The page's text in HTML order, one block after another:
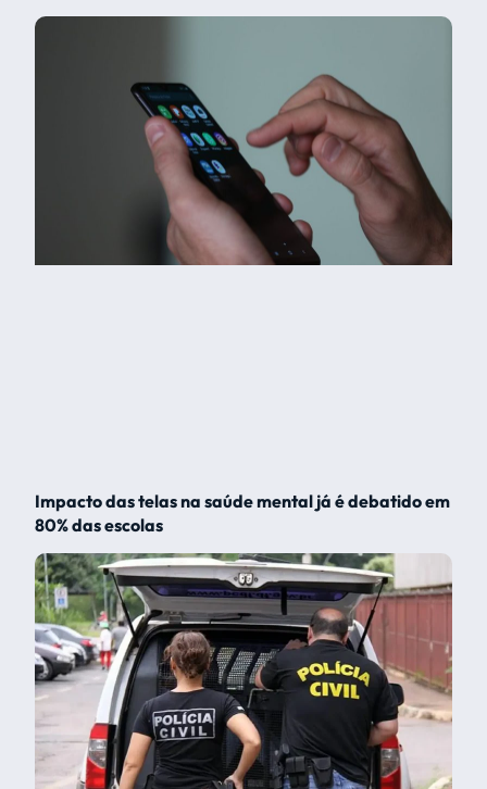
Impacto das telas na saúde mental já é debatido em
80% das escolas